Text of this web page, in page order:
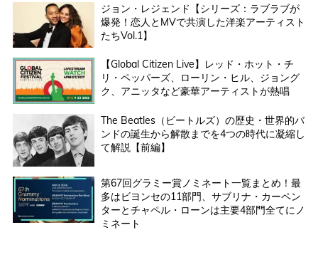
ジョン・レジェンド【シリーズ：ラブラブが
爆発！恋人とMVで共演した洋楽アーティスト
たちVol.1】
【Global Citizen Live】レッド・ホット・チ
リ・ペッパーズ、ローリン・ヒル、ジョング
ク、アニッタなど豪華アーティストが熱唱
The Beatles（ビートルズ）の歴史・世界的バ
ンドの誕生から解散までを4つの時代に凝縮し
て解説【前編】
第67回グラミー賞ノミネート一覧まとめ！最
多はビヨンセの11部門、サブリナ・カーペン
ターとチャペル・ローンは主要4部門全てにノ
ミネート